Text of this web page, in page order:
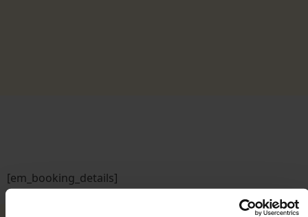
[em_booking_details]